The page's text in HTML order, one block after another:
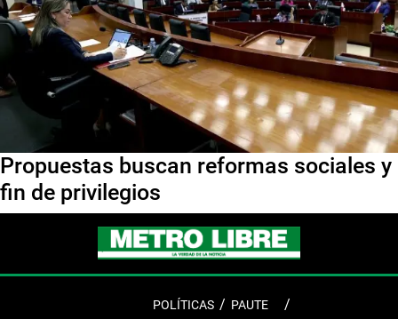
Propuestas buscan reformas sociales y
fin de privilegios
POLÍTICAS
PAUTE